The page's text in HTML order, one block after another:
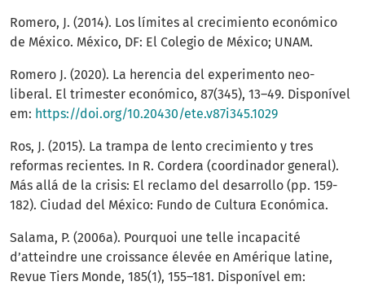
Romero, J. (2014). Los límites al crecimiento económico
de México. México, DF: El Colegio de México; UNAM.
Romero J. (2020). La herencia del experimento neo-
liberal. El trimester económico, 87(345), 13–49. Disponível
em: https://doi.org/10.20430/ete.v87i345.1029
Ros, J. (2015). La trampa de lento crecimiento y tres
reformas recientes. In R. Cordera (coordinador general).
Más allá de la crisis: El reclamo del desarrollo (pp. 159-
182). Ciudad del México: Fundo de Cultura Económica.
Salama, P. (2006a). Pourquoi une telle incapacité
d’atteindre une croissance élevée en Amérique latine,
Revue Tiers Monde, 185(1), 155–181. Disponível em: